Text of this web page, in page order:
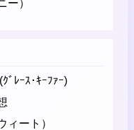
ー）
ﾞﾚｰｽ･ｷｰﾌｧｰ)
ィート）